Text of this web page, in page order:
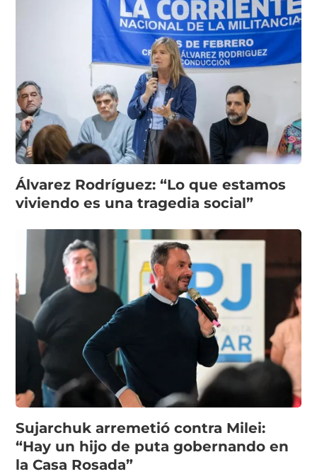
Álvarez Rodríguez: “Lo que estamos
viviendo es una tragedia social”
Sujarchuk arremetió contra Milei:
“Hay un hijo de puta gobernando en
la Casa Rosada”